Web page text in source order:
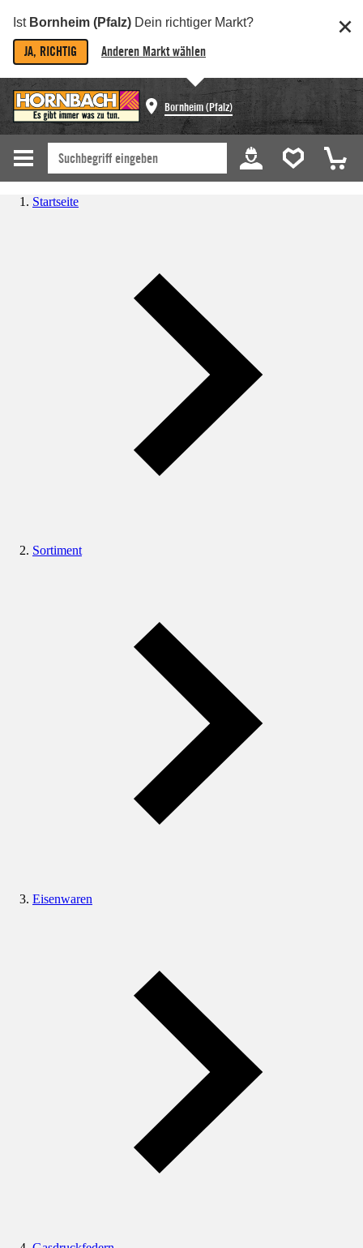
Ist Bornheim (Pfalz) Dein richtiger Markt?
JA, RICHTIG Anderen Markt wählen
Bornheim (Pfalz)
Startseite
Sortiment
Eisenwaren